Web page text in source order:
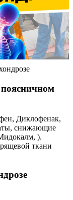
Диклофенак,
снижающие
).
ткани